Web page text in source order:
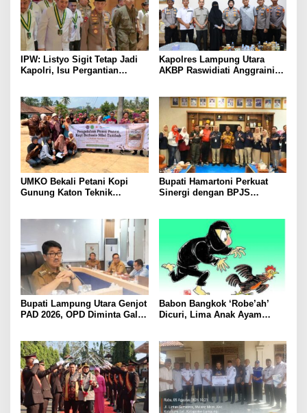
IPW: Listyo Sigit Tetap Jadi
Kapolri, Isu Pergantian
Kapolres Lampung Utara
AKBP Raswidiati Anggraini
Perkuat Kamtibmas
UMKO Bekali Petani Kopi
Gunung Katon Teknik
Bupati Hamartoni Perkuat
Sinergi dengan BPJS
Bupati Lampung Utara Genjot
PAD 2026, OPD Diminta Gali
Babon Bangkok ‘Robe’ah’
Dicuri, Lima Anak Ayam